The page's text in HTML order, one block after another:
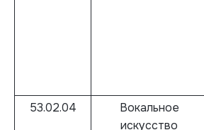
53.02.04
Вокальное
искусство